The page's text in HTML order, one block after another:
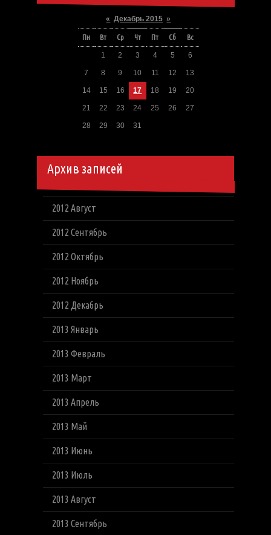
« Декабрь 2015 »
Пн Вт Ср Чт Пт Сб Вс
1 2 3 4 5 6
7 8 9 10 11 12 13
14 15 16 17 18 19 20
21 22 23 24 25 26 27
28 29 30 31
Архив записей
2012 Август
2012 Сентябрь
2012 Октябрь
2012 Ноябрь
2012 Декабрь
2013 Январь
2013 Февраль
2013 Март
2013 Апрель
2013 Май
2013 Июнь
2013 Июль
2013 Август
2013 Сентябрь